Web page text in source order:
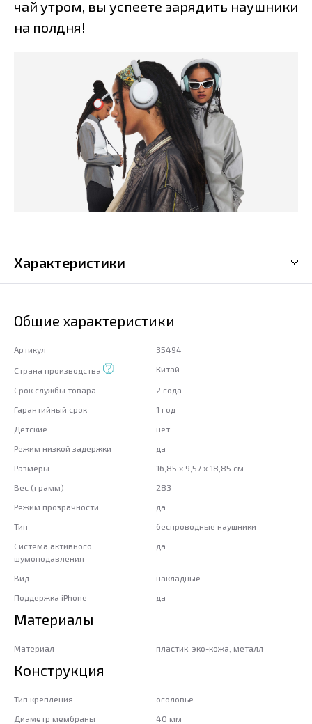
чай утром, вы успеете зарядить наушники
на полдня!
Характеристики
Общие характеристики
Артикул 35494
Страна производства Китай
Срок службы товара
2 года
Гарантийный срок
1 год
Детские
нет
Режим низкой задержки
да
Размеры
16,85 x 9,57 x 18,85 см
Вес (грамм)
283
Режим прозрачности
да
Тип
беспроводные наушники
Система активного
шумоподавления
да
Вид
накладные
Поддержка iPhone
да
Материалы
Материал пластик, эко-кожа, металл
Конструкция
Тип крепления
оголовье
Диаметр мембраны
40 мм